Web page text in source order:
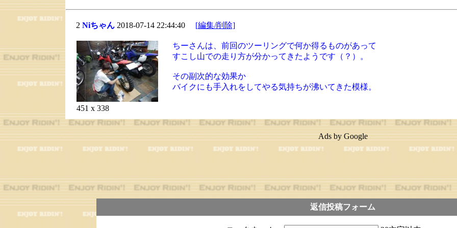
2 Niちゃん 2018-07-14 22:44:40 [編集/削除]
451 x 338
ちーさんは、前回のツーリングで何か得るものがあって
すこし山での走り方が分かってきたようです（？）。
その副次的な効果か
バイクにも手入れをしてやる気持ちが沸いてきた模様。
Ads by Google
返信投稿フォーム